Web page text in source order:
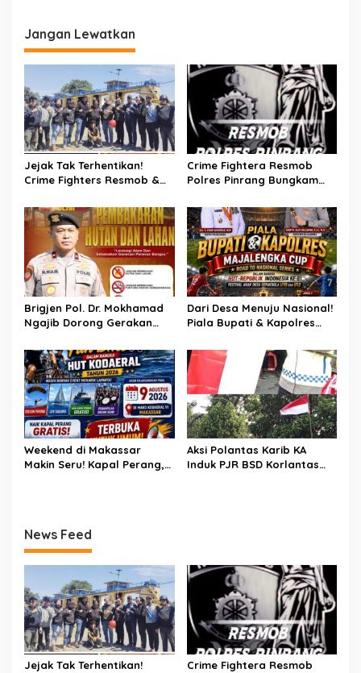
g
a
i
p
o
s
Jangan Lewatkan
Jejak Tak Terhentikan!
Crime Fighters Resmob &
Polres Pinrang Berhasil
Bekuk Pelaku Pembunuhan
di Jalan Macan, Apresiasi
Mengalir Untuk Ipda Ahmad
Haris dan Aiptu Syahrir,
Kerja Senyap Polisi
Berbuah Pengungkapan
Kasus Menonjol
Crime Fightera Resmob
Polres Pinrang Bungkam
Pembunuhan : Apresiasi
Mengalir Untuk Tim Buser
Ipda Ahmad Haris
Brigjen Pol. Dr. Mokhamad
Ngajib Dorong Gerakan
Hutan, Jaga Kehidupan
Dari Desa Menuju Nasional!
Piala Bupati & Kapolres
Bibit-Bibit Juara
Weekend di Makassar
Makin Seru! Kapal Perang,
Aksi Polantas Karib KA
Induk PJR BSD Korlantas
News Feed
Jejak Tak Terhentikan!
Crime Fightera Resmob